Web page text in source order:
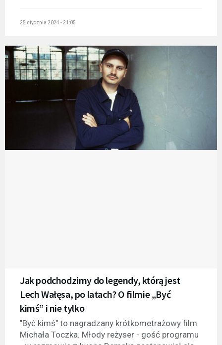
25 stycznia 2024 - 21:05
Jak podchodzimy do legendy, którą jest
Lech Wałęsa, po latach? O filmie „Być
kimś” i nie tylko
"Być kimś" to nagradzany krótkometrażowy film
Michała Toczka. Młody reżyser - gość programu